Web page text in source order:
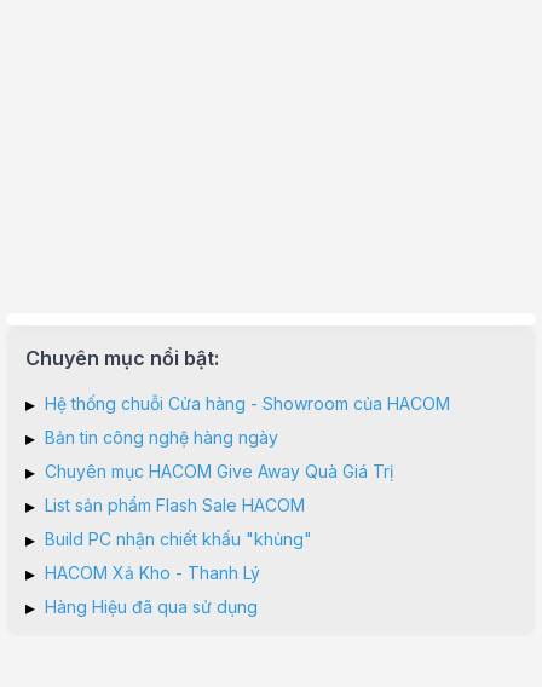
Chuyên mục nổi bật:
▸ Hệ thống chuỗi Cửa hàng - Showroom của HACOM
▸ Bản tin công nghệ hàng ngày
▸ Chuyên mục HACOM Give Away Quà Giá Trị
▸ List sản phẩm Flash Sale HACOM
▸ Build PC nhận chiết khấu "khủng"
▸ HACOM Xả Kho - Thanh Lý
▸ Hàng Hiệu đã qua sử dụng